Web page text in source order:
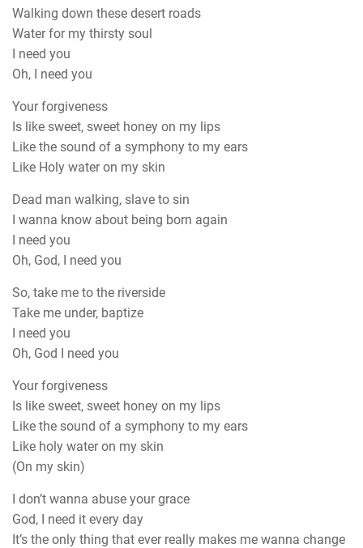
Walking down these desert roads
Water for my thirsty soul
I need you
Oh, I need you
Your forgiveness
Is like sweet, sweet honey on my lips
Like the sound of a symphony to my ears
Like Holy water on my skin
Dead man walking, slave to sin
I wanna know about being born again
I need you
Oh, God, I need you
So, take me to the riverside
Take me under, baptize
I need you
Oh, God I need you
Your forgiveness
Is like sweet, sweet honey on my lips
Like the sound of a symphony to my ears
Like holy water on my skin
(On my skin)
I don’t wanna abuse your grace
God, I need it every day
It’s the only thing that ever really makes me wanna change